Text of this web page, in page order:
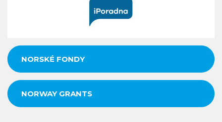
NORSKÉ FONDY
NORWAY GRANTS